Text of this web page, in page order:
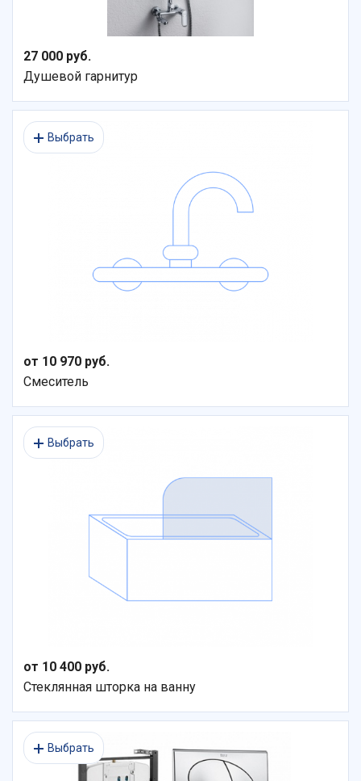
27 000 руб.
Душевой гарнитур
Выбрать
от 10 970 руб.
Смеситель
Выбрать
от 10 400 руб.
Стеклянная шторка на ванну
Выбрать